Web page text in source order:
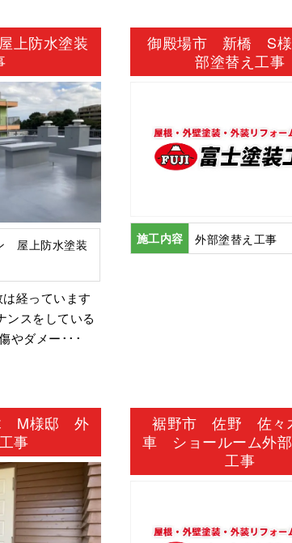
上防水塗装
屋上防水塗装
経っています
ンスをしている
やダメー･･･
御殿場市 新橋 S
部塗替え工事
施工内容 外部塗替え工事
M様邸 外
事
裾野市 佐野 佐々
車 ショールーム外
工事